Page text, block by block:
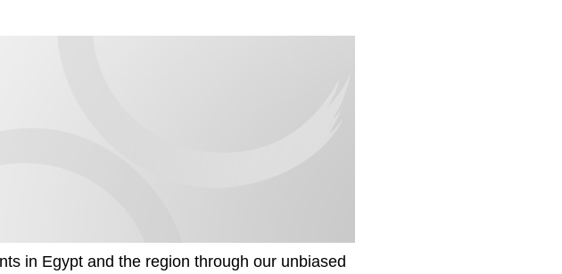
in Egypt and the region through our unbiased